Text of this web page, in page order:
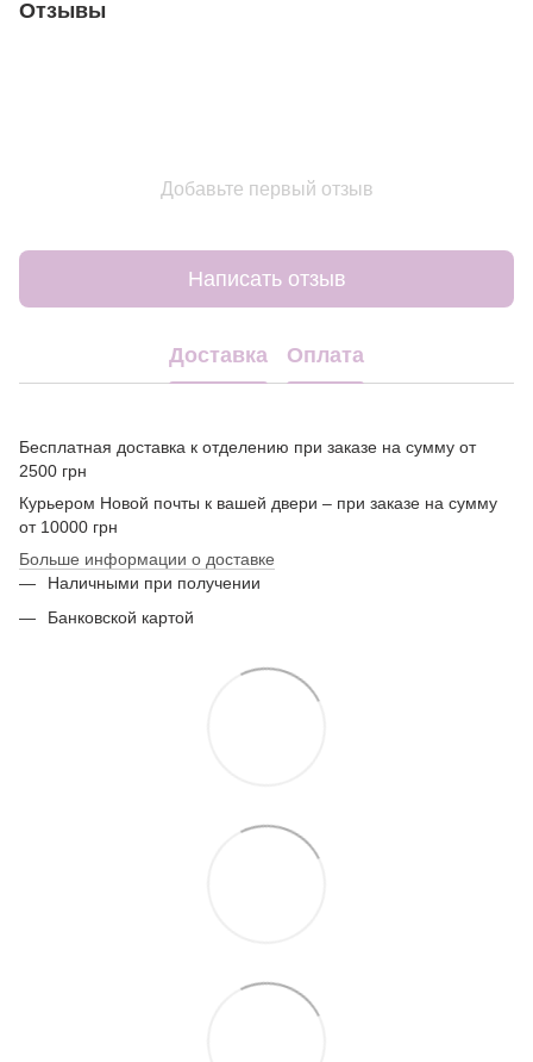
Отзывы
Добавьте первый отзыв
Написать отзыв
Доставка Оплата
Бесплатная доставка к отделению при заказе на сумму от
2500 грн
Курьером Новой почты к вашей двери – при заказе на сумму
от 10000 грн
Больше информации о доставке
Наличными при получении
Банковской картой